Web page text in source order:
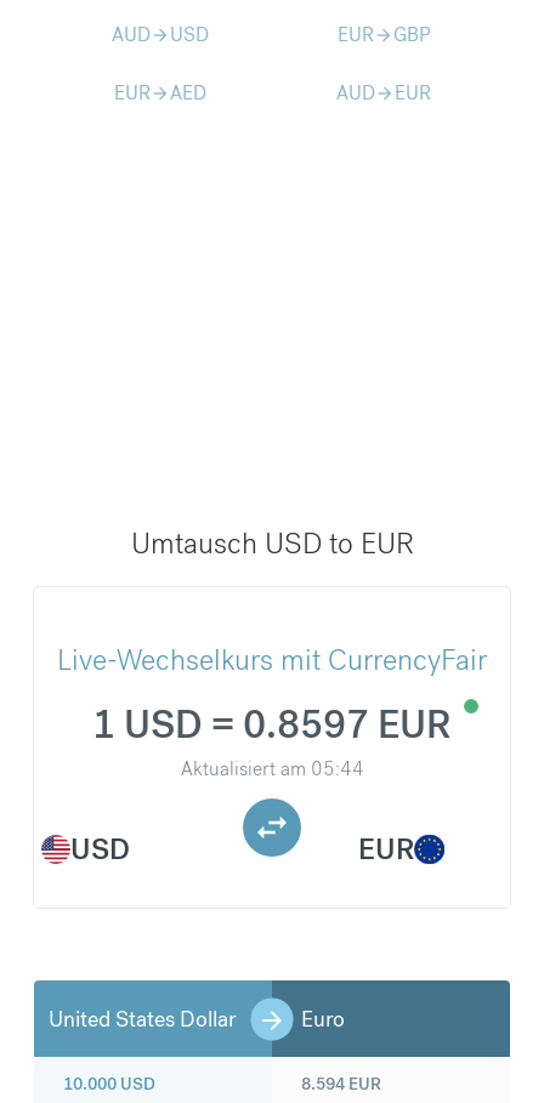
AUDarrow_forward USD EURarrow_forward GBP
EURarrow_forwardAED AUDarrow_forward EUR
Umtausch USD to EUR
Live-Wechselkurs mit CurrencyFair
USD
1 USD = 0.8597 EUR
Aktualisiert am 05:44
EUR
United States Dollar Euro
10.000 USD 8.594 EUR